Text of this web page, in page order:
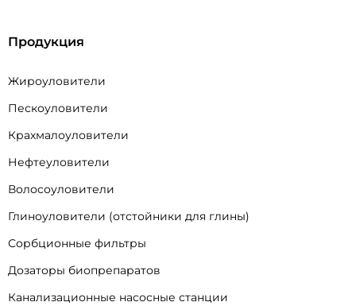
Продукция
Жироуловители
Пескоуловители
Крахмалоуловители
Нефтеуловители
Волосоуловители
Глиноуловители (отстойники для глины)
Сорбционные фильтры
Дозаторы биопрепаратов
Канализационные насосные станции